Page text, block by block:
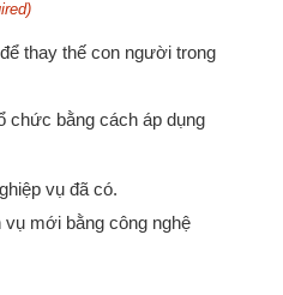
thay thế con người trong
chức bằng cách áp dụng
vụ đã có.
mới bằng công nghệ